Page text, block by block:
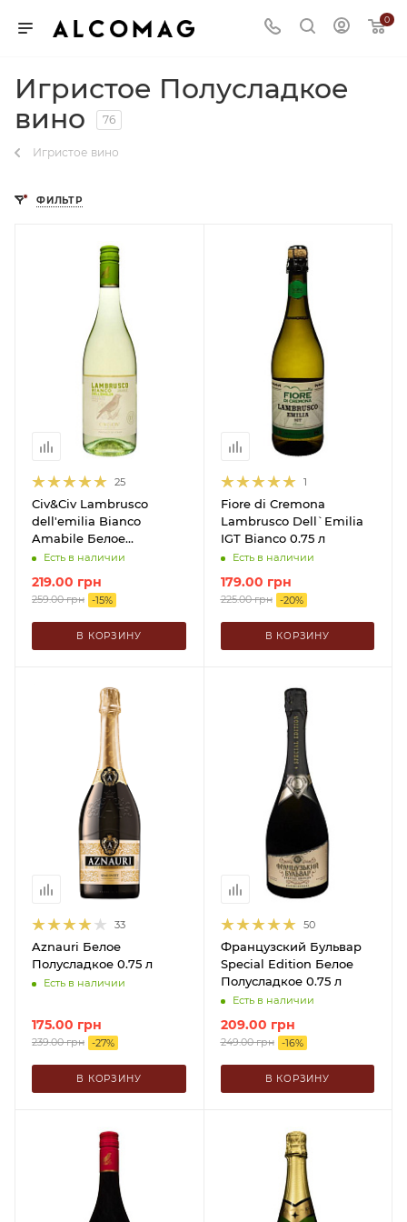
0
Игристое Полусладкое
вино
76
Игристое вино
ФИЛЬТР
25
Civ&Civ Lambrusco
dell'emilia Bianco
Amabile Белое
Полусладкое 0.75 л
Есть в наличии
219.00 грн
259.00грн -15%
В КОРЗИНУ
1
Fiore di Cremona
Lambrusco Dell`Emilia
IGT Bianco 0.75 л
Есть в наличии
179.00 грн
225.00грн -20%
В КОРЗИНУ
33
Aznauri Белое
Полусладкое 0.75 л
Есть в наличии
175.00 грн
239.00грн -27%
В КОРЗИНУ
50
Французский Бульвар
Special Edition Белое
Полусладкое 0.75 л
Есть в наличии
209.00 грн
249.00грн -16%
В КОРЗИНУ